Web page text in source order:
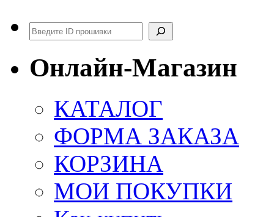
Поиск
Онлайн-Магазин
КАТАЛОГ
ФОРМА ЗАКАЗА
КОРЗИНА
МОИ ПОКУПКИ